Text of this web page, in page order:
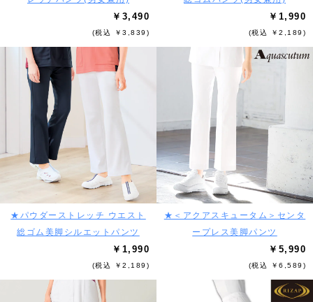
￥3,490
(税込 ￥3,839)
￥1,990
(税込 ￥2,189)
★パウダーストレッチ ウエスト
総ゴム美脚シルエットパンツ
￥1,990
(税込 ￥2,189)
★＜アクアスキュータム＞センタ
ープレス美脚パンツ
￥5,990
(税込 ￥6,589)